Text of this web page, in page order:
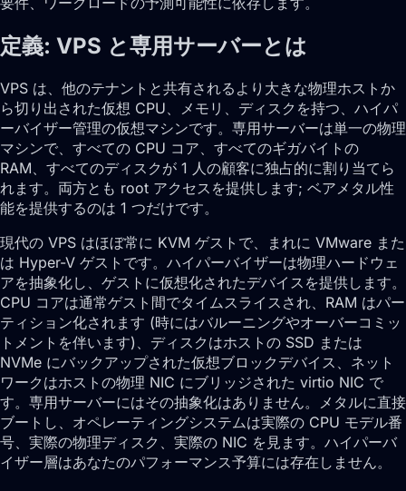
定義: VPS と専用サーバーとは
VPS は、他のテナントと共有されるより大きな物理ホストか
ら切り出された仮想 CPU、メモリ、ディスクを持つ、ハイパ
ーバイザー管理の仮想マシンです。専用サーバーは単一の物理
マシンで、すべての CPU コア、すべてのギガバイトの
RAM、すべてのディスクが 1 人の顧客に独占的に割り当てら
れます。両方とも root アクセスを提供します; ベアメタル性
能を提供するのは 1 つだけです。
現代の VPS はほぼ常に KVM ゲストで、まれに VMware また
は Hyper-V ゲストです。ハイパーバイザーは物理ハードウェ
アを抽象化し、ゲストに仮想化されたデバイスを提供します。
CPU コアは通常ゲスト間でタイムスライスされ、RAM はパー
ティション化されます (時にはバルーニングやオーバーコミッ
トメントを伴います)、ディスクはホストの SSD または
NVMe にバックアップされた仮想ブロックデバイス、ネット
ワークはホストの物理 NIC にブリッジされた virtio NIC で
す。専用サーバーにはその抽象化はありません。メタルに直接
ブートし、オペレーティングシステムは実際の CPU モデル番
号、実際の物理ディスク、実際の NIC を見ます。ハイパーバ
イザー層はあなたのパフォーマンス予算には存在しません。